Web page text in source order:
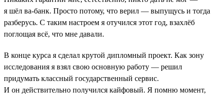
я шёл ва-банк. Просто потому, что верил — выпущусь и тогда
разберусь. С таким настроем я отучился этот год, взахлёб
поглощая всё, что мне давали.
В конце курса я сделал крутой дипломный проект. Как зону
исследования я взял свою основную работу — решил
придумать классный государственный сервис.
И он действительно получился кайфовый. Я помню момент,